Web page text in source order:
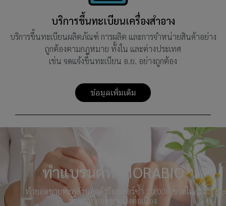
บริการขึ้นทะเบียนเครื่องสำอาง
บริการขึ้นทะเบียนผลิตภัณฑ์ การผลิต และการจำหน่ายสินค้าอย่าง
ถูกต้องตามกฎหมาย ทั้งใน และต่างประเทศ
เช่น จดแจ้งขึ้นทะเบียน อ.ย. อย่างถูกต้อง
ข้อมูลเพิ่มเติม
ทำแบรนด์ที่ VIORABIO
ทำยอดขายทะลุล้านลูกค้ารีออเดอร์ซํ้า 10,000 ขวดใน 1
สัปดาห์ ยอดขายปังต่อเนื่อง